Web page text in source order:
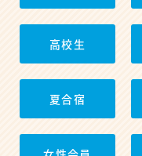
高校生
夏合宿